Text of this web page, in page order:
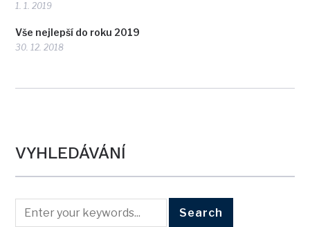
1. 1. 2019
Vše nejlepší do roku 2019
30. 12. 2018
VYHLEDÁVÁNÍ